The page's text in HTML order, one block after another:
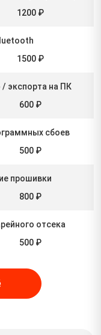
1200 ₽
1500 ₽
/ экспорта на ПК
600 ₽
сбоев
500 ₽
прошивки
800 ₽
отсека
500 ₽